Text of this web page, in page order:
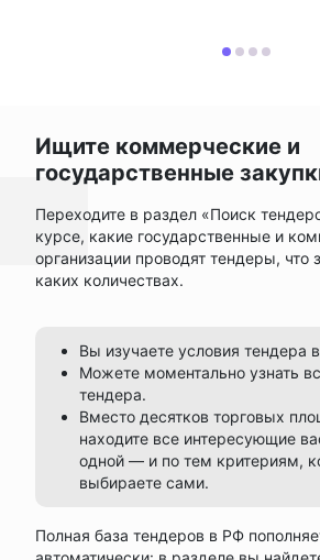
Ищите коммерческие и
государственные
Переходите в раздел «Поиск
курсе, какие государственные и
организации проводят тендеры, что
каких количествах.
Вы изучаете условия тендера
Можете моментально узнать
тендера.
Вместо десятков торговых
находите все интересующие
одной — и по тем критериям,
выбираете сами.
Полная база тендеров в РФ